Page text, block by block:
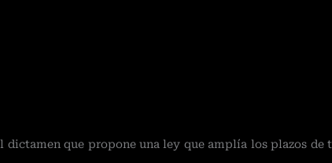
dictamen que propone una ley que amplía los plazos